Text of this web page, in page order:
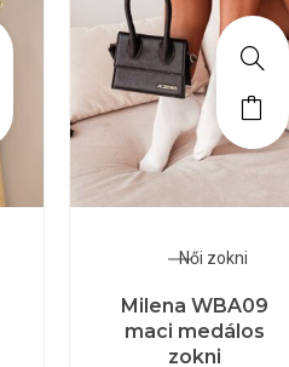
Női zokni
Milena WBA09
maci medálos
zokni